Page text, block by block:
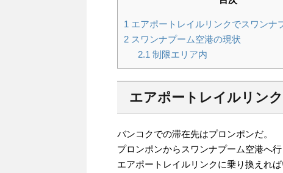
1 エアポートレイルリンクでスワンナ
2 スワンナプーム空港の現状
2.1 制限エリア内
エアポートレイルリン
バンコクでの滞在先はプロンポンだ。
プロンポンからスワンナプーム空港へ
エアポートレイルリンクに乗り換えれば